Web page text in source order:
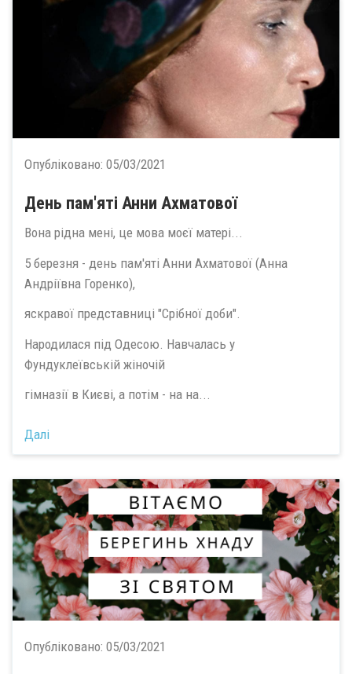
Опубліковано: 05/03/2021
День пам'яті Анни Ахматової
Вона рідна мені, це мова моєї матері...
5 березня - день пам'яті Анни Ахматової (Анна
Андріївна Горенко),
яскравої представниці "Срібної доби".
Народилася під Одесою. Навчалась у
Фундуклеївській жіночій
гімназії в Києві, а потім - на на...
Далі
Опубліковано: 05/03/2021